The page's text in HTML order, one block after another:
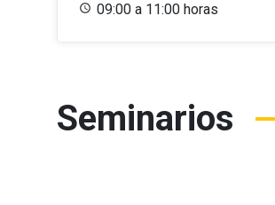
09:00 a 11:00 horas
Seminarios